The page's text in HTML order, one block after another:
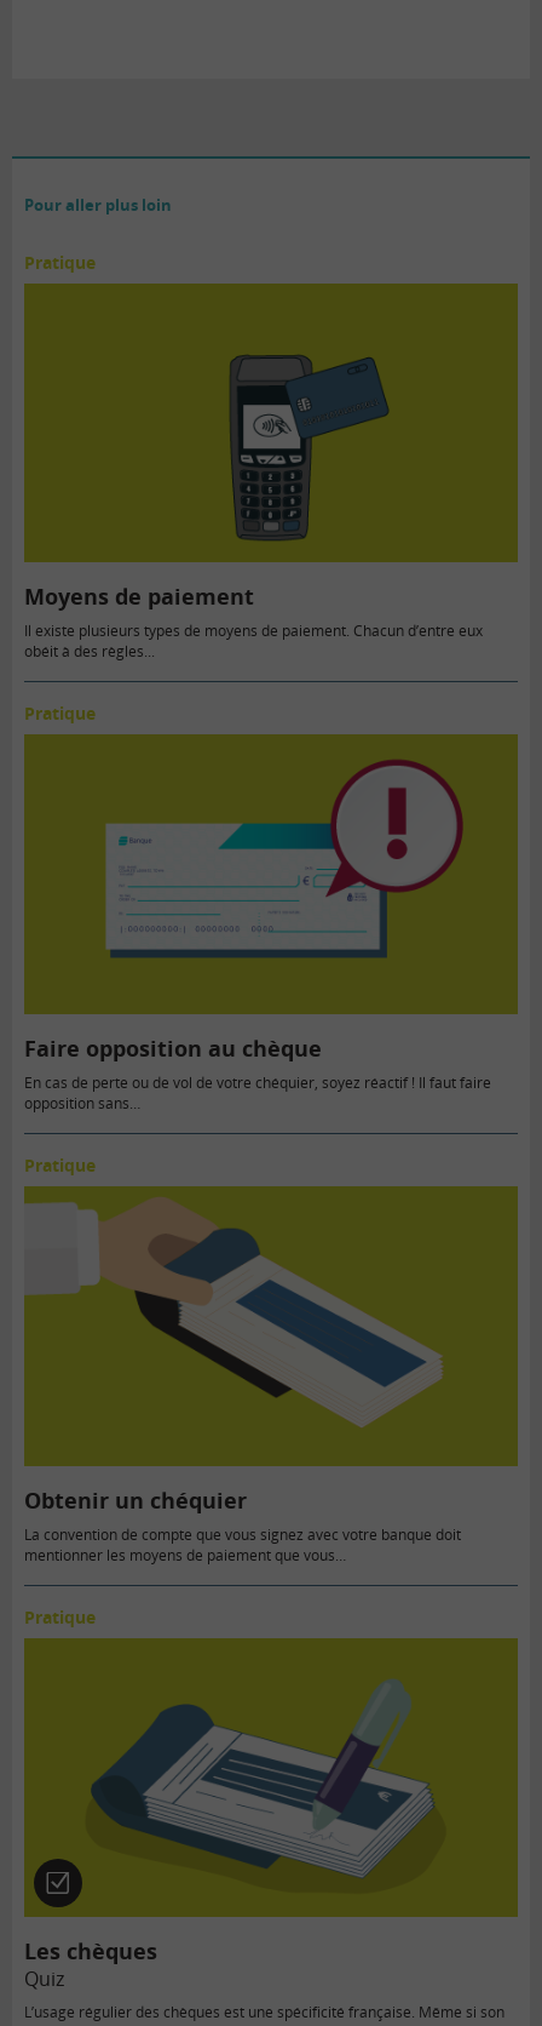
Pour aller plus loin
Pratique
Moyens de paiement
Il existe plusieurs types de moyens de paiement. Chacun d’entre eux
obéit à des règles...
Pratique
Faire opposition au chèque
En cas de perte ou de vol de votre chéquier, soyez réactif ! Il faut faire
opposition sans…
Pratique
Obtenir un chéquier
La convention de compte que vous signez avec votre banque doit
mentionner les moyens de paiement que vous…
Pratique
Quiz
Les chèques
Quiz
L’usage régulier des chèques est une spécificité française. Même si son